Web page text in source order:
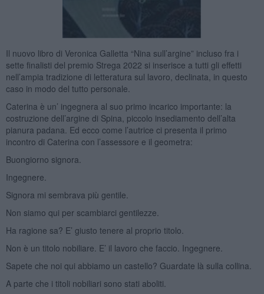
Il nuovo libro di Veronica Galletta “Nina sull’argine” incluso fra i
sette finalisti del premio Strega 2022 si inserisce a tutti gli effetti
nell’ampia tradizione di letteratura sul lavoro, declinata, in questo
caso in modo del tutto personale.
Caterina è un’ ingegnera al suo primo incarico importante: la
costruzione dell’argine di Spina, piccolo insediamento dell’alta
pianura padana. Ed ecco come l’autrice ci presenta il primo
incontro di Caterina con l’assessore e il geometra:
Buongiorno signora.
Ingegnere.
Signora mi sembrava più gentile.
Non siamo qui per scambiarci gentilezze.
Ha ragione sa? E’ giusto tenere al proprio titolo.
Non è un titolo nobiliare. E’ il lavoro che faccio. Ingegnere.
Sapete che noi qui abbiamo un castello? Guardate là sulla collina.
A parte che i titoli nobiliari sono stati aboliti.